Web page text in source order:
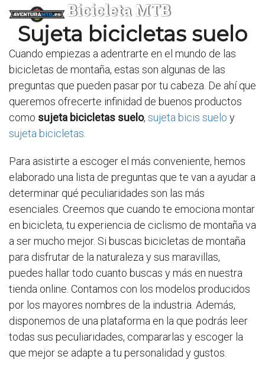
Bicicleta MTB
Sujeta bicicletas suelo
Cuando empiezas a adentrarte en el mundo de las
bicicletas de montaña, estas son algunas de las
preguntas que pueden pasar por tu cabeza. De ahí que
queremos ofrecerte infinidad de buenos productos
como sujeta bicicletas suelo, sujeta bicis suelo y
sujeta bicicletas
Para asistirte a escoger el más conveniente, hemos
elaborado una lista de preguntas que te van a ayudar a
determinar qué peculiaridades son las más
esenciales. Creemos que cuando te emociona montar
en bicicleta, tu experiencia de ciclismo de montaña va
a ser mucho mejor. Si buscas bicicletas de montaña
para disfrutar de la naturaleza y sus maravillas,
puedes hallar todo cuanto buscas y más en nuestra
tienda online. Contamos con los modelos producidos
por los mayores nombres de la industria. Además,
disponemos de una plataforma en la que podrás leer
todas sus peculiaridades, compararlas y escoger la
que mejor se adapte a tu personalidad y gustos.